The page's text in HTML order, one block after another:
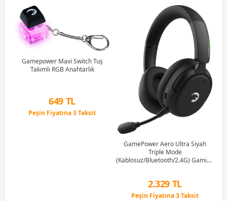
Gamepower Mavi Switch Tuş
Takımlı RGB Anahtarlık
649 TL
Peşin Fiyatına 3 Taksit
GamePower Aero Ultra Siyah
Triple Mode
(Kablosuz/Bluetooth/2.4G) Gaming
2.329 TL
Peşin Fiyatına 3 Taksit